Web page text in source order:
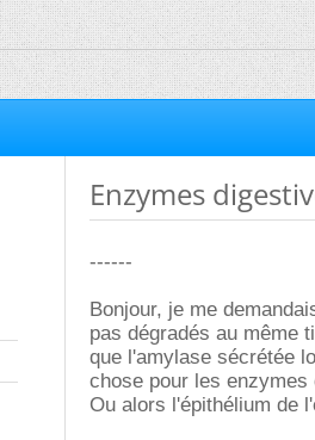
Enzymes
------
Bonjour, je me
pas dégradés au même
que l'amylase sécrétée
chose pour les
Ou alors l'épithélium de